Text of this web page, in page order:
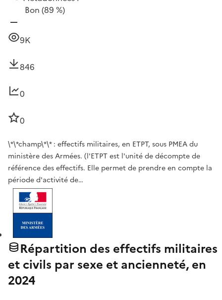
Bon (89 %)
9K
846
0
0
\*\*champ\*\* : effectifs militaires, en ETPT, sous PMEA du
ministère des Armées. (l'ETPT est l'unité de décompte de
référence des effectifs. Elle permet de prendre en compte la
période d'activité de…
Répartition des effectifs militaires
et civils par sexe et ancienneté, en
2024